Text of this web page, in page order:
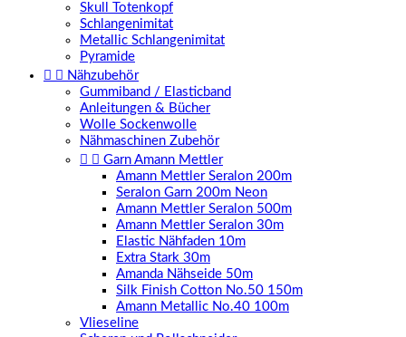
Skull Totenkopf
Schlangenimitat
Metallic Schlangenimitat
Pyramide
  Nähzubehör
Gummiband / Elasticband
Anleitungen & Bücher
Wolle Sockenwolle
Nähmaschinen Zubehör
  Garn Amann Mettler
Amann Mettler Seralon 200m
Seralon Garn 200m Neon
Amann Mettler Seralon 500m
Amann Mettler Seralon 30m
Elastic Nähfaden 10m
Extra Stark 30m
Amanda Nähseide 50m
Silk Finish Cotton No.50 150m
Amann Metallic No.40 100m
Vlieseline